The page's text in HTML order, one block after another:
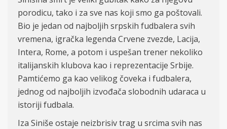
porodicu, tako i za sve nas koji smo ga poštovali.
Bio je jedan od najboljih srpskih fudbalera svih
vremena, igračka legenda Crvene zvezde, Lacija,
Intera, Rome, a potom i uspešan trener nekoliko
italijanskih klubova kao i reprezentacije Srbije.
Pamtićemo ga kao velikog čoveka i fudbalera,
jednog od najboljih izvođača slobodnih udaraca u
istoriji fudbala.
Iza Siniše ostaje neizbrisiv trag u srcima svih nas